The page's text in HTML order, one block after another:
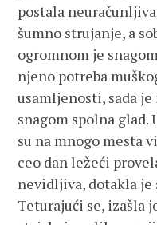
postala
šumno strujanje, a
ogromnom je
njeno potreba
usamljenosti, sada
snagom spolna glad.
su na mnogo mesta
ceo dan ležeći
nevidljiva, dotakla je
Teturajući se, izašla